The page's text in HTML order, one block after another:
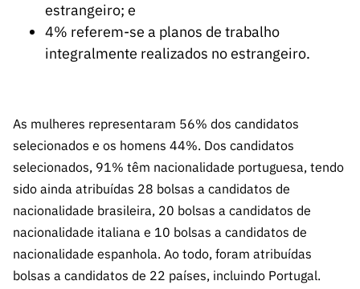
estrangeiro; e
4% referem-se a planos de trabalho
integralmente realizados no estrangeiro.
As mulheres representaram 56% dos candidatos
selecionados e os homens 44%. Dos candidatos
selecionados, 91% têm nacionalidade portuguesa, tendo
sido ainda atribuídas 28 bolsas a candidatos de
nacionalidade brasileira, 20 bolsas a candidatos de
nacionalidade italiana e 10 bolsas a candidatos de
nacionalidade espanhola. Ao todo, foram atribuídas
bolsas a candidatos de 22 países, incluindo Portugal.